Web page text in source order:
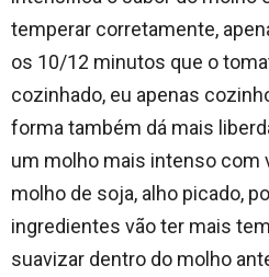
temperar corretamente,
os 10/12 minutos que o
cozinhado, eu apenas
forma também dá mais
um molho mais intenso com
molho de soja, alho picado,
ingredientes vão ter mais
suavizar dentro do molho